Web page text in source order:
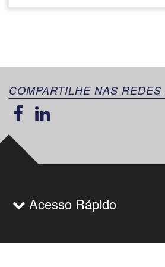
COMPARTILHE NAS
Acesso Rápido